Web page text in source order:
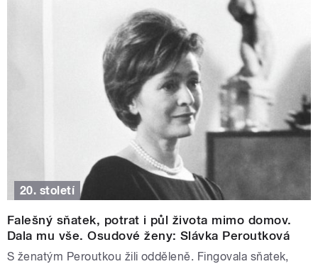
20. století
Falešný sňatek, potrat i půl života mimo domov.
Dala mu vše. Osudové ženy: Slávka Peroutková
S ženatým Peroutkou žili odděleně. Fingovala sňatek,